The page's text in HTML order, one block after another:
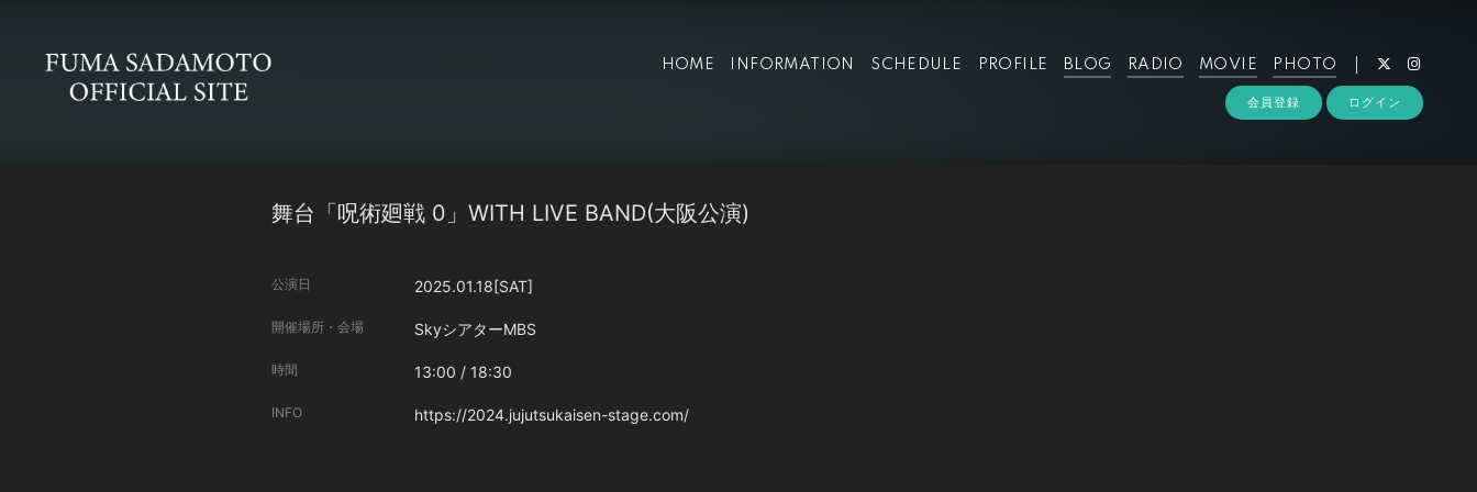
HOME INFORMATION SCHEDULE PROFILE BLOG RADIO MOVIE PHOTO
会員登録 ログイン
舞台「呪術廻戦 0」WITH LIVE BAND(大阪公演)
公演日 2025.01.18[SAT]
開催場所・会場 SkyシアターMBS
時間 13:00 / 18:30
INFO https://2024.jujutsukaisen-stage.com/